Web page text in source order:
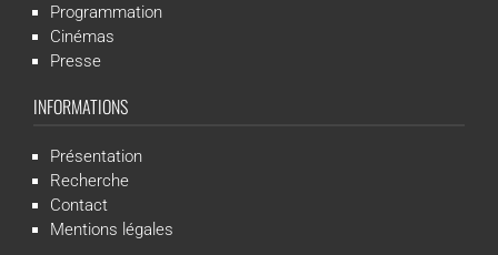
Programmation
Cinémas
Presse
INFORMATIONS
Présentation
Recherche
Contact
Mentions légales